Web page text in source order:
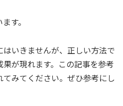
す。
いきませんが、正しい方法で
が現れます。この記事を参考
みてください。ぜひ参考にし